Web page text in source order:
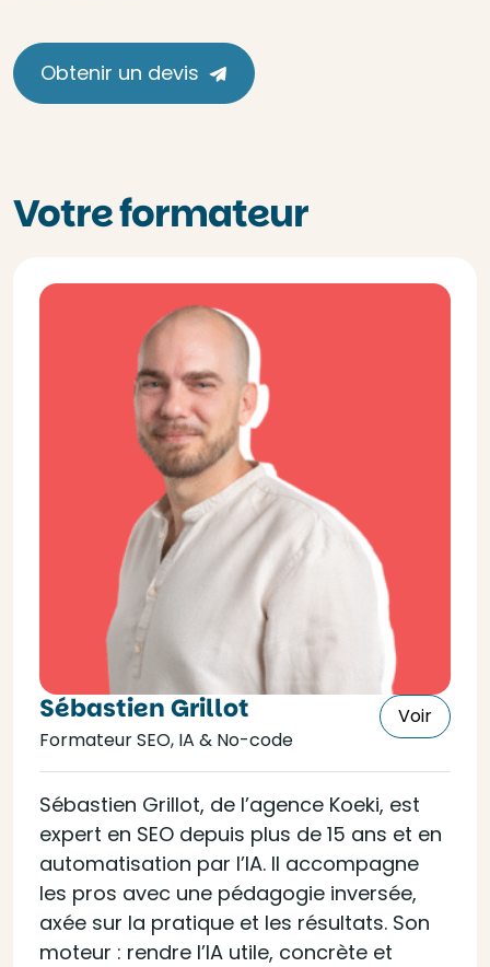
Obtenir un devis
Votre formateur
Sébastien Grillot
Formateur SEO, IA & No-code
Voir
Sébastien Grillot, de l’agence Koeki, est
expert en SEO depuis plus de 15 ans et en
automatisation par l’IA. Il accompagne
les pros avec une pédagogie inversée,
axée sur la pratique et les résultats. Son
moteur : rendre l’IA utile, concrète et